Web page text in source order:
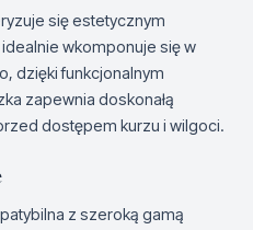
się estetycznym
wkomponuje się w
dzięki funkcjonalnym
zapewnia doskonałą
dostępem kurzu i wilgoci.
z szeroką gamą